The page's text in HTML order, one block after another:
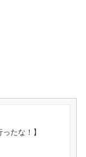
たな！】